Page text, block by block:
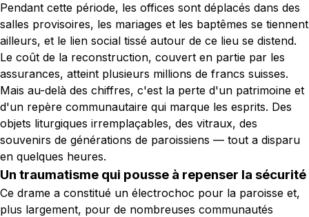
Pendant cette période, les offices sont déplacés dans des
salles provisoires, les mariages et les baptêmes se tiennent
ailleurs, et le lien social tissé autour de ce lieu se distend.
Le coût de la reconstruction, couvert en partie par les
assurances, atteint plusieurs millions de francs suisses.
Mais au-delà des chiffres, c'est la perte d'un patrimoine et
d'un repère communautaire qui marque les esprits. Des
objets liturgiques irremplaçables, des vitraux, des
souvenirs de générations de paroissiens — tout a disparu
en quelques heures.
Un traumatisme qui pousse à repenser la sécurité
Ce drame a constitué un électrochoc pour la paroisse et,
plus largement, pour de nombreuses communautés